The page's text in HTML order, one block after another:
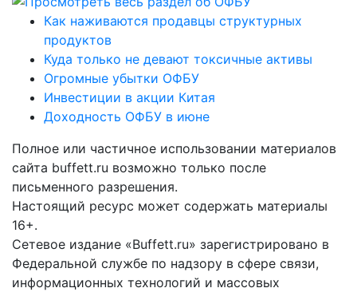
Как наживаются продавцы структурных
продуктов
Куда только не девают токсичные активы
Огромные убытки ОФБУ
Инвестиции в акции Китая
Доходность ОФБУ в июне
Полное или частичное использовании материалов
сайта buffett.ru возможно только после
письменного разрешения.
Настоящий ресурс может содержать материалы
16+.
Сетевое издание «Buffett.ru» зарегистрировано в
Федеральной службе по надзору в сфере связи,
информационных технологий и массовых